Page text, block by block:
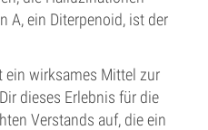
A, ein Diterpenoid, ist der
ein wirksames Mittel zur
dieses Erlebnis für die
Verstands auf, die ein